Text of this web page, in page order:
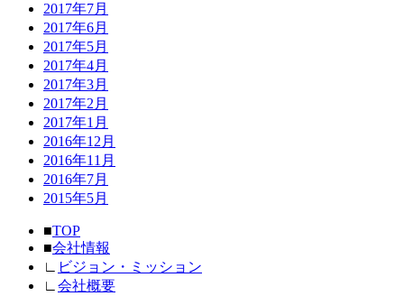
2017年7月
2017年6月
2017年5月
2017年4月
2017年3月
2017年2月
2017年1月
2016年12月
2016年11月
2016年7月
2015年5月
■TOP
■会社情報
∟
ビジョン・ミッション
∟ 会社概要